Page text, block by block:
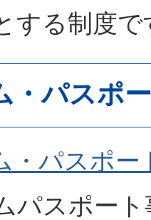
する制度で
・パスポ
・パスポー
パスポー